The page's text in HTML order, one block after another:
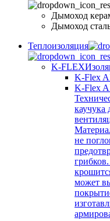
Дымоход
Дымоход
Теплоизоляция
K-FLEX
K-Flex
K-Flex
каучука
не
может